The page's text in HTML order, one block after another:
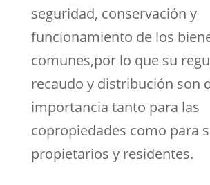
seguridad, conservación y
funcionamiento de los
comunes,por lo que su
recaudo y distribución son
importancia tanto para las
copropiedades como para
propietarios y residentes.